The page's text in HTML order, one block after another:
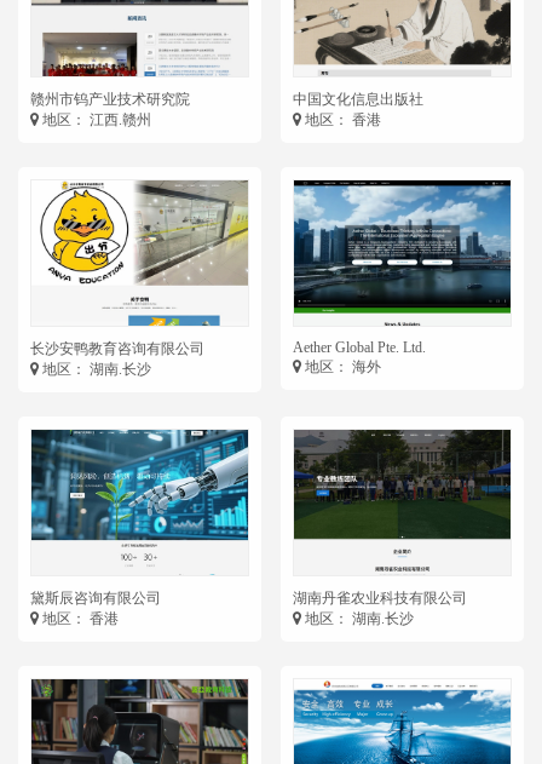
赣州市钨产业技术研究院
地区： 江西.赣州
中国文化信息出版社
地区： 香港
长沙安鸭教育咨询有限公司
地区： 湖南.长沙
Aether Global Pte. Ltd.
地区： 海外
黛斯辰咨询有限公司
地区： 香港
湖南丹雀农业科技有限公司
地区： 湖南.长沙